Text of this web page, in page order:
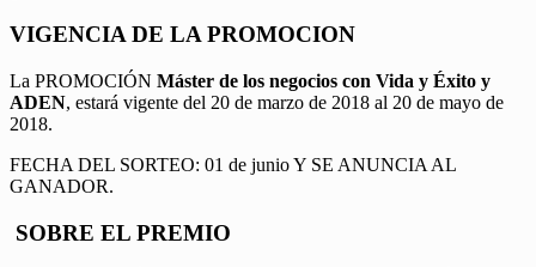
VIGENCIA DE LA PROMOCION
La PROMOCIÓN Máster de los negocios con Vida y Éxito y
ADEN, estará vigente del 20 de marzo de 2018 al 20 de mayo de
2018.
FECHA DEL SORTEO: 01 de junio Y SE ANUNCIA AL
GANADOR.
SOBRE EL PREMIO